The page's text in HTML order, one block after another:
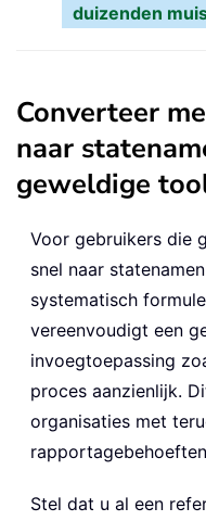
duizenden
Converteer
naar
geweldige
Voor gebruikers die
snel naar
systematisch
vereenvoudigt een
invoegtoepassing
proces aanzienlijk.
organisaties met
Stel dat u al een